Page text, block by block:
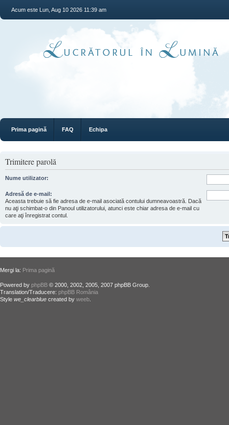
Acum este Lun, Aug 10 2026 11:39 am
Prima pagină FAQ Echipa
Trimitere parolă
Nume utilizator:
Adresă de e-mail:
Aceasta trebuie să fie adresa de e-mail asociată contului dumneavoastră. Dacă
nu aţi schimbat-o din Panoul utilizatorului, atunci este chiar adresa de e-mail cu
care aţi înregistrat contul.
Mergi la: Prima pagină
Powered by phpBB © 2000, 2002, 2005, 2007 phpBB Group.
Translation/Traducere: phpBB România
Style we_clearblue created by weeb